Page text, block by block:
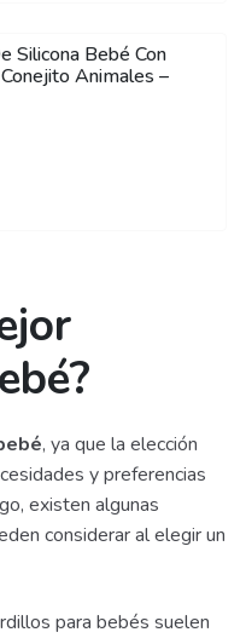
Silicona Bebé Con
Animales –
, ya que la elección
y preferencias
existen algunas
considerar al elegir un
para bebés suelen